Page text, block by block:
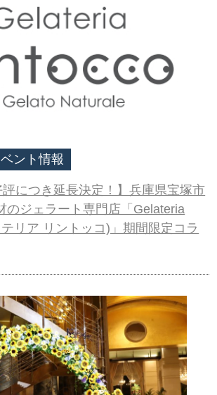
ント情報
評につき延長決定！】兵庫県宝塚市
のジェラート専門店「Gelateria
リア リントッコ)」期間限定コラ